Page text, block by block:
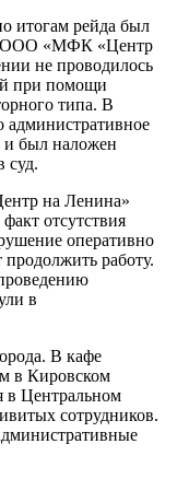
итогам рейда был
(ООО «МФК «Центр
не проводилось
при помощи
типа. В
административное
и был наложен
суд.
на Ленина»
отсутствия
оперативно
работу.
в
В кафе
в Кировском
в Центральном
сотрудников.